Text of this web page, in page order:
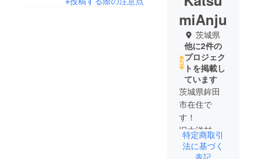
miAnju
茨城県
他に2件の
プロジェク
トを掲載し
ています
茨城県鉾田
市在住で
す！
旧大洋村に
生まれ、大
洋村育ちの
特定商取引
法に基づく
表記